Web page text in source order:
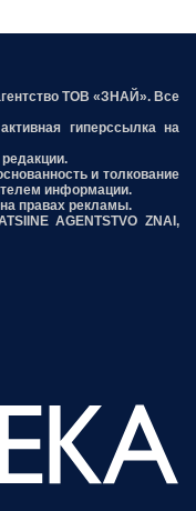
ТОВ «ЗНАЙ». Все
гиперссылка на
и толкование
информации.
правах рекламы.
AGENTSTVO ZNAI,